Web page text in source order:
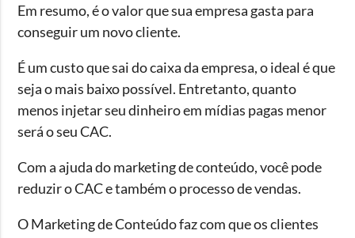
Em resumo, é o valor que sua empresa gasta para
conseguir um novo cliente.
É um custo que sai do caixa da empresa, o ideal é que
seja o mais baixo possível. Entretanto, quanto
menos injetar seu dinheiro em mídias pagas menor
será o seu CAC.
Com a ajuda do marketing de conteúdo, você pode
reduzir o CAC e também o processo de vendas.
O Marketing de Conteúdo faz com que os clientes